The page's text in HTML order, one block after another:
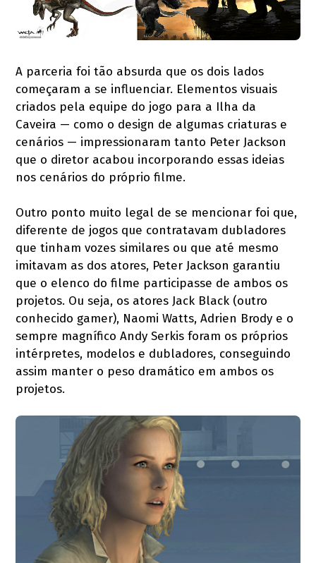
A parceria foi tão absurda que os dois lados
começaram a se influenciar. Elementos visuais
criados pela equipe do jogo para a Ilha da
Caveira — como o design de algumas criaturas e
cenários — impressionaram tanto Peter Jackson
que o diretor acabou incorporando essas ideias
nos cenários do próprio filme.
Outro ponto muito legal de se mencionar foi que,
diferente de jogos que contratavam dubladores
que tinham vozes similares ou que até mesmo
imitavam as dos atores, Peter Jackson garantiu
que o elenco do filme participasse de ambos os
projetos. Ou seja, os atores Jack Black (outro
conhecido gamer), Naomi Watts, Adrien Brody e o
sempre magnífico Andy Serkis foram os próprios
intérpretes, modelos e dubladores, conseguindo
assim manter o peso dramático em ambos os
projetos.